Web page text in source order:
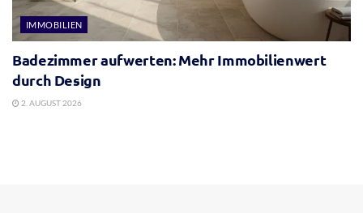
IMMOBILIEN
Badezimmer aufwerten: Mehr Immobilienwert
durch Design
2. AUGUST 2026